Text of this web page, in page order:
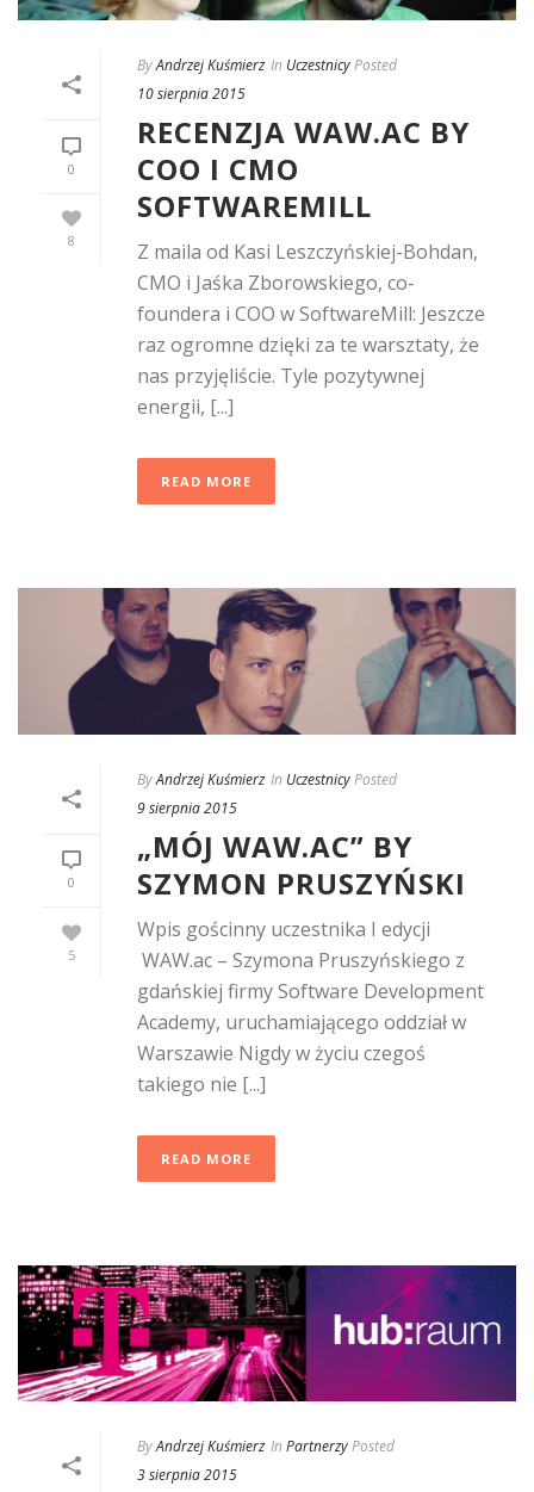
0
8
ByAndrzej Kuśmierz In UczestnicyPosted
10 sierpnia 2015
RECENZJA WAW.AC BY
COO I CMO
SOFTWAREMILL
Z maila od Kasi Leszczyńskiej-Bohdan,
CMO i Jaśka Zborowskiego, co-
foundera i COO w SoftwareMill: Jeszcze
raz ogromne dzięki za te warsztaty, że
nas przyjęliście. Tyle pozytywnej
energii, [...]
READ MORE
0
5
ByAndrzej Kuśmierz In UczestnicyPosted
9 sierpnia 2015
„MÓJ WAW.AC” BY
SZYMON PRUSZYŃSKI
Wpis gościnny uczestnika I edycji
WAW.ac – Szymona Pruszyńskiego z
gdańskiej firmy Software Development
Academy, uruchamiającego oddział w
Warszawie Nigdy w życiu czegoś
takiego nie [...]
READ MORE
ByAndrzej Kuśmierz In PartnerzyPosted
3 sierpnia 2015